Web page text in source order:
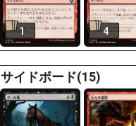
1 4
サイドボード(15)